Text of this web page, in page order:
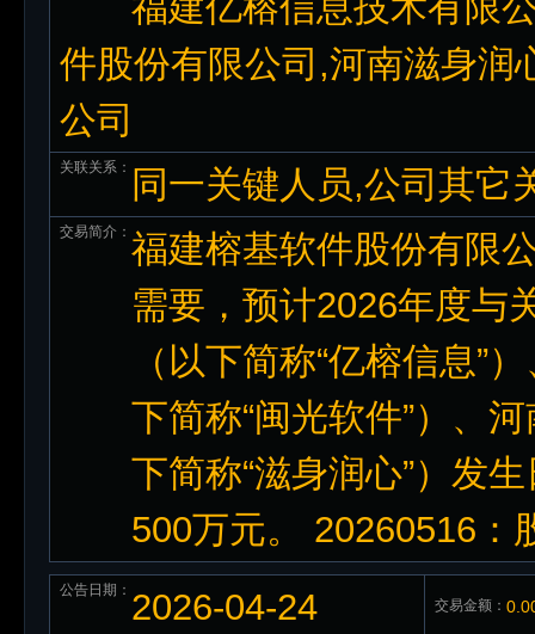
件股份有限公司,河南滋身润
公司
关联关系： 同一关键人员,公司其它
交易简介： 福建榕基软件股份有限
需要，预计2026年度与
（以下简称“亿榕信息”
下简称“闽光软件”）、
下简称“滋身润心”）发
500万元。 20260516：
公告日期： 2026-04-24 交易金额：